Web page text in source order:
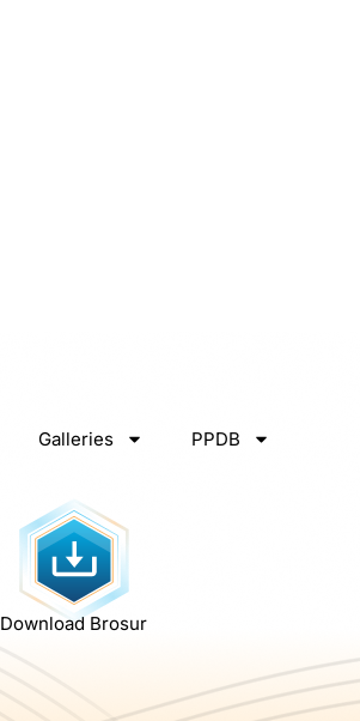
Galleries PPDB
Download Brosur